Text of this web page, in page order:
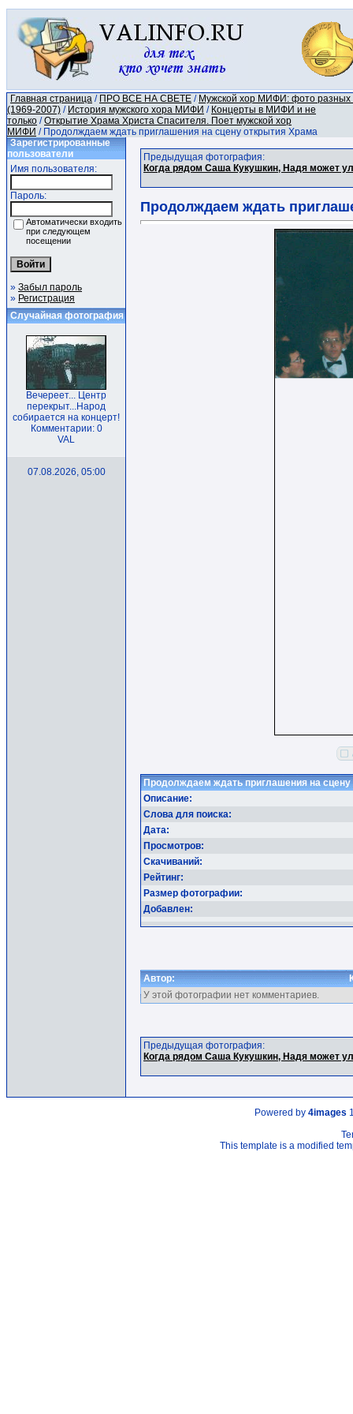
Главная страница / ПРО ВСЕ НА СВЕТЕ / Мужской хор МИФИ: фото разных
(1969-2007) / История мужского хора МИФИ / Концерты в МИФИ и не
только /Открытие Храма Христа Спасителя. Поет мужской хор
МИФИ / Продолждаем ждать приглашения на сцену открытия Храма
Зарегистрированные
пользователи
Имя пользователя:
Пароль:
Автоматически входить
при следующем
посещении
» Забыл пароль
» Регистрация
Случайная фотография
Вечереет... Центр
перекрыт...Народ
собирается на концерт!
Комментарии: 0
VAL
07.08.2026, 05:00
Предыдущая фотография:
Когда рядом Саша Кукушкин, Надя может
Продолждаем ждать
Продолждаем ждать приглашения на сцену
Описание:
Слова для поиска:
Дата:
Просмотров:
Скачиваний:
Рейтинг:
Размер фотографии:
Добавлен:
Автор:
У этой фотографии нет комментариев.
Предыдущая фотография:
Когда рядом Саша Кукушкин, Надя может
Powered by 4images
This template is a modified